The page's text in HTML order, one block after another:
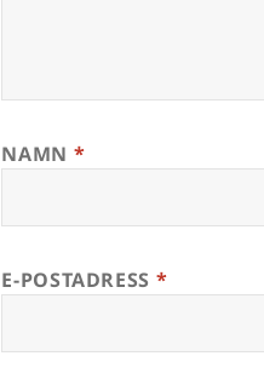
NAMN *
E-POSTADRESS *